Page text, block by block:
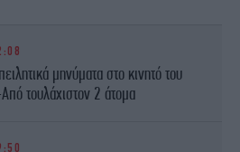
μηνύματα στο κινητό του
τουλάχιστον 2 άτομα